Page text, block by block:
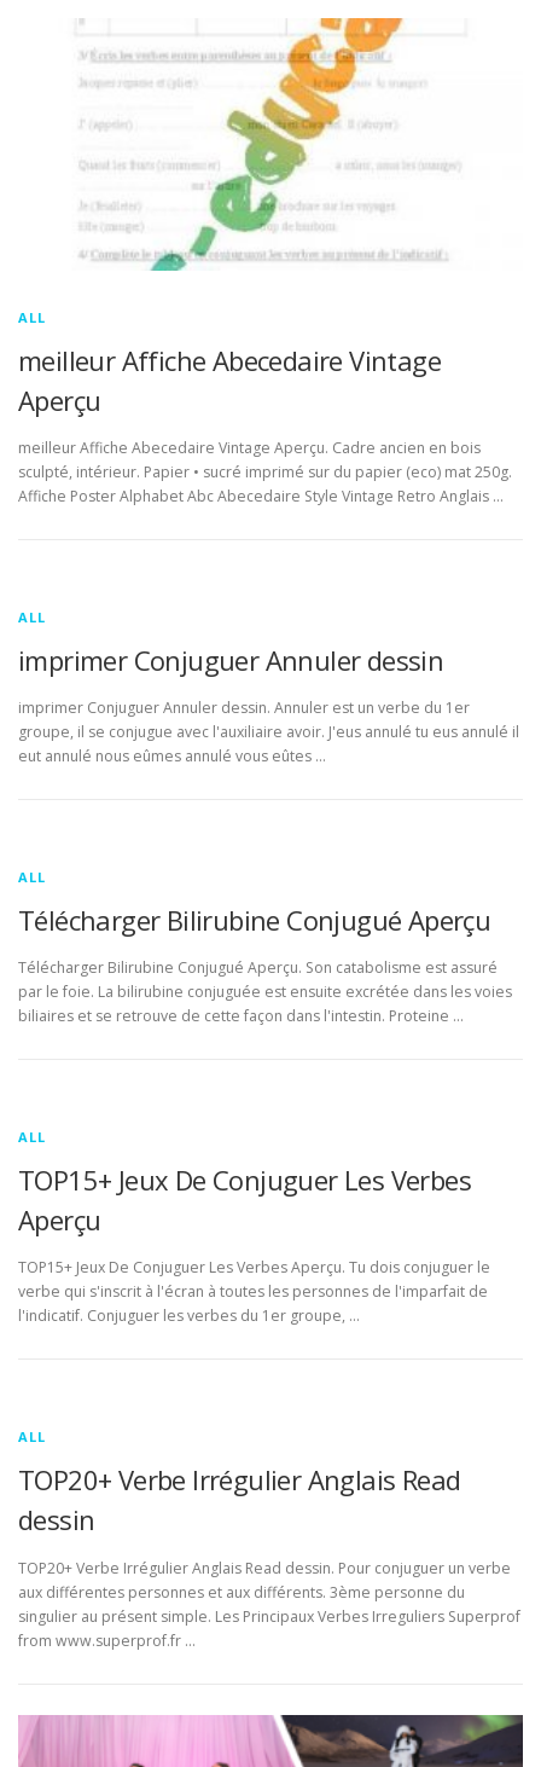
ALL
meilleur Affiche Abecedaire Vintage
Aperçu
meilleur Affiche Abecedaire Vintage Aperçu. Cadre ancien en bois
sculpté, intérieur. Papier • sucré imprimé sur du papier (eco) mat 250g.
Affiche Poster Alphabet Abc Abecedaire Style Vintage Retro Anglais …
ALL
imprimer Conjuguer Annuler dessin
imprimer Conjuguer Annuler dessin. Annuler est un verbe du 1er
groupe, il se conjugue avec l'auxiliaire avoir. J'eus annulé tu eus annulé il
eut annulé nous eûmes annulé vous eûtes …
ALL
Télécharger Bilirubine Conjugué Aperçu
Télécharger Bilirubine Conjugué Aperçu. Son catabolisme est assuré
par le foie. La bilirubine conjuguée est ensuite excrétée dans les voies
biliaires et se retrouve de cette façon dans l'intestin. Proteine …
ALL
TOP15+ Jeux De Conjuguer Les Verbes
Aperçu
TOP15+ Jeux De Conjuguer Les Verbes Aperçu. Tu dois conjuguer le
verbe qui s'inscrit à l'écran à toutes les personnes de l'imparfait de
l'indicatif. Conjuguer les verbes du 1er groupe, …
ALL
TOP20+ Verbe Irrégulier Anglais Read
dessin
TOP20+ Verbe Irrégulier Anglais Read dessin. Pour conjuguer un verbe
aux différentes personnes et aux différents. 3ème personne du
singulier au présent simple. Les Principaux Verbes Irreguliers Superprof
from www.superprof.fr …